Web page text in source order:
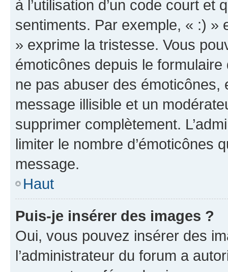
à l’utilisation d’un code court et
sentiments. Par exemple, « :) »
» exprime la tristesse. Vous
émoticônes depuis le
ne pas abuser des
message illisible et un
supprimer complètement.
limiter le nombre d’émoticônes
message.
Haut
Puis-je insérer des images ?
Oui, vous pouvez insérer des
l’administrateur du forum a